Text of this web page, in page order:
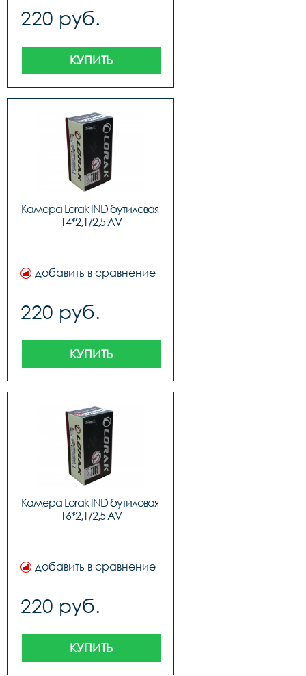
220 руб.
КУПИТЬ
Камера Lorak IND бутиловая
14*2,1/2,5 AV
добавить в сравнение
220 руб.
КУПИТЬ
Камера Lorak IND бутиловая
16*2,1/2,5 AV
добавить в сравнение
220 руб.
КУПИТЬ